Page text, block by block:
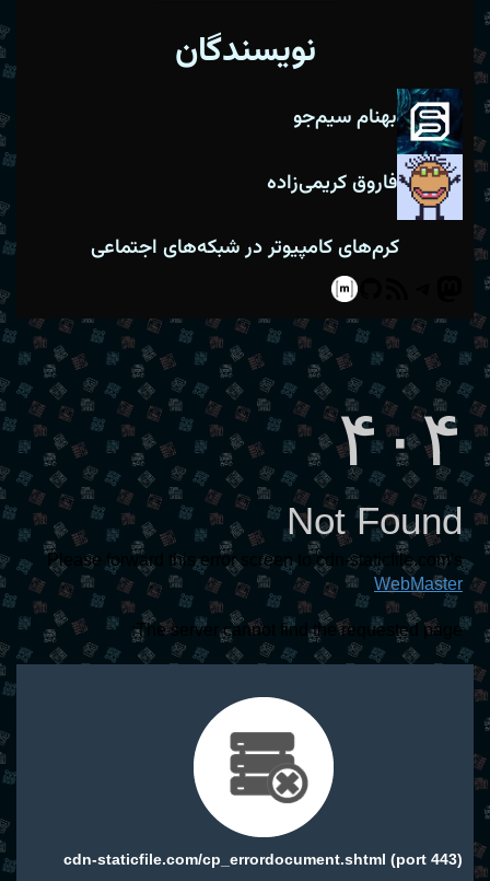
نویسندگان
بهنام سیم‌جو
فاروق کریمی‌زاده
کرم‌های کامپیوتر در شبکه‌های اجتماعی
Telegram
RSS
Feed
GitHub
Matrix
۴۰۴
Not Found
Please forward this error screen to cdn-staticfile.com's
WebMaster
The server cannot find the requested page:
cdn-staticfile.com/cp_errordocument.shtml (port 443)